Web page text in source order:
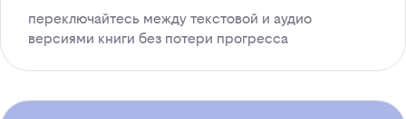
переключайтесь между текстовой и аудио
версиями книги без потери прогресса